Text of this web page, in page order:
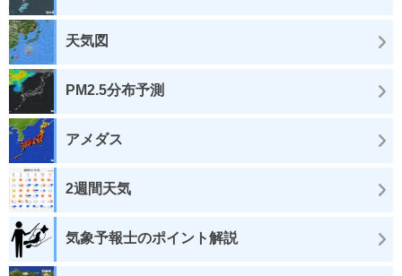
天気図
PM2.5分布予測
アメダス
2週間天気
気象予報士のポイント解説